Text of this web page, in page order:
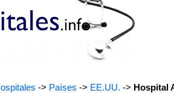
-> Países -> EE.UU. -> Hospital